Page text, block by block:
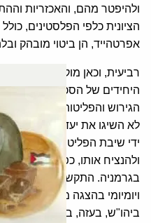
ולהיפטר מהם, והאכזריות
אפרטהייד, הן ביטוי מובהק
רביעית, וכאן מוקד הדיון
היחידים של הסכסוך
הגירוש והפליטות ואת שלל
לא השיגו את יעדיהם, וביטלו
ידי שיבת הפליטים, עליהם
ולהנציח אותו, כפי שעשה אבו
בגרמניה. התקשורת
ויומיומי בהצגה מעוותת של
ביהו"ש, בעזה, בבתי הכלא,